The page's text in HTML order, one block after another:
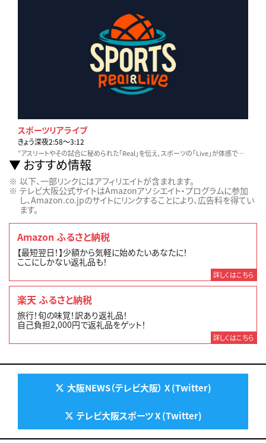
スポーツリアライブ
きょう深夜2:58〜3:12
“アスリートやその試合に秘められた「Real」を伝え、スポーツの「Live」が体感できる番組”をコンセプトに、野球・サッカー・五輪種目などを独自目線でお届けします！
おすすめ情報
以下、一部リンクにはアフィリエイトが含まれます。
テレビ大阪公式サイトはAmazonアソシエイト・プログラムに参加
し、Amazon.co.jpのサイトにリンクすることにより、広告料を得てい
ます。
Amazon ふるさと納税
【最短翌日！】少額から気軽に始めたいあなたに！
ここにしかない返礼品も！
詳しくはこちら
楽天 ふるさと納税
旅行！旬の味覚！訳あり返礼品！
自己負担2,000円で返礼品をゲット！
詳しくはこちら
大阪NEWS（テレビ大阪） X (Twitter)
テレビ大阪スポーツ X (Twitter)